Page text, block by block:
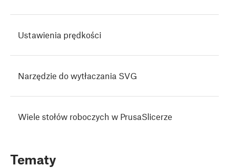
Ustawienia prędkości
Narzędzie do wytłaczania SVG
Wiele stołów roboczych w PrusaSlicerze
Tematy